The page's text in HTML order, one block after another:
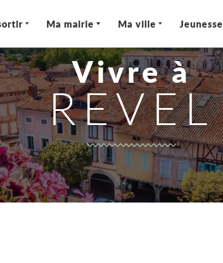
Ma mairie Ma ville Jeunesse
Vivre à
REVEL